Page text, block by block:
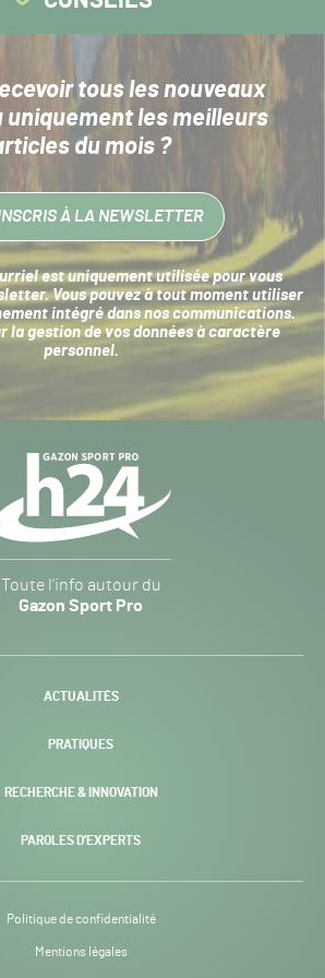
tous les nouveaux
uniquement les meilleurs
du mois ?
À LA NEWSLETTER
est uniquement utilisée pour vous
Vous pouvez à tout moment utiliser
intégré dans nos communications.
lagestion de vos données à caractère
personnel.
Sport
Pro
-
Toute l’info autour du
Gazon Sport Pro
ACTUALITÉS
PRATIQUES
RECHERCHE & INNOVATION
PAROLES D’EXPERTS
Politique de confidentialité
Mentions légales